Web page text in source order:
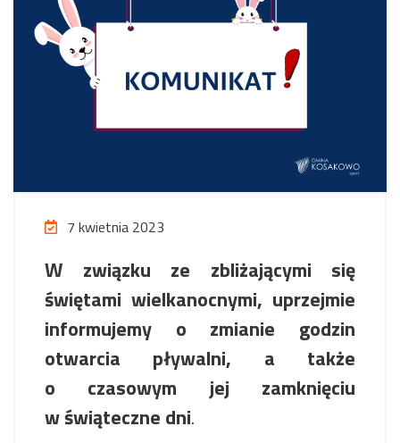
7 kwietnia 2023
W związku ze zbliżającymi się
świętami wielkanocnymi, uprzejmie
informujemy o zmianie godzin
otwarcia pływalni, a także
o czasowym jej zamknięciu
w świąteczne dni.